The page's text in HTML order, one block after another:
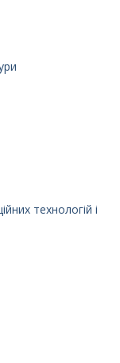
технологій і